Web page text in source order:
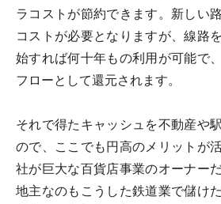
ラコストが節約できます。新しい
コストが必要となりますが、線路
始すれば何十年もの利用が可能で
フローとして還元されます。
それで得たキャッシュを不動産や
ので、ここでも円高のメリットが
社が巨大な百貨店事業のオーナー
地主なのもこうした鉄道業で儲け